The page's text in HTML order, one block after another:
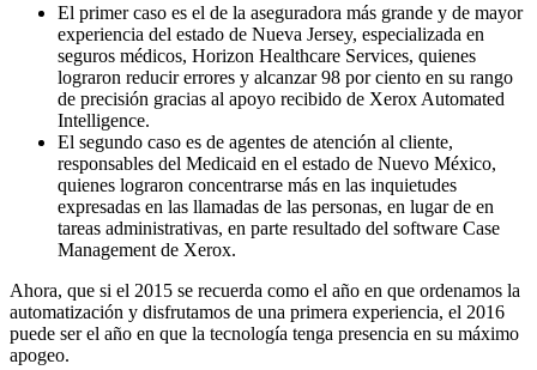
El primer caso es el de la aseguradora más grande y de mayor
experiencia del estado de Nueva Jersey, especializada en
seguros médicos, Horizon Healthcare Services, quienes
lograron reducir errores y alcanzar 98 por ciento en su rango
de precisión gracias al apoyo recibido de Xerox Automated
Intelligence.
El segundo caso es de agentes de atención al cliente,
responsables del Medicaid en el estado de Nuevo México,
quienes lograron concentrarse más en las inquietudes
expresadas en las llamadas de las personas, en lugar de en
tareas administrativas, en parte resultado del software Case
Management de Xerox.
Ahora, que si el 2015 se recuerda como el año en que ordenamos la
automatización y disfrutamos de una primera experiencia, el 2016
puede ser el año en que la tecnología tenga presencia en su máximo
apogeo.